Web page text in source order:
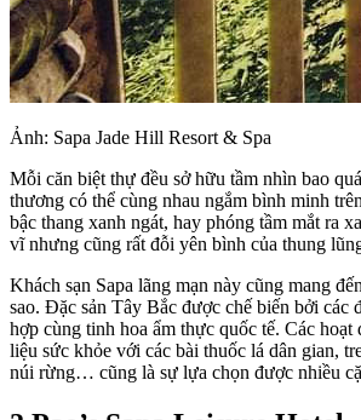
Ảnh: Sapa Jade Hill Resort & Spa
Mỗi căn biệt thự đều sở hữu tầm nhìn bao
thương có thể cùng nhau ngắm bình minh
bậc thang xanh ngát, hay phóng tầm mắt ra
vĩ nhưng cũng rất đỗi yên bình của thung
Khách sạn Sapa lãng mạn này cũng mang
sao. Đặc sản Tây Bắc được chế biến bởi các
hợp cùng tinh hoa ẩm thực quốc tế. Các
liệu sức khỏe với các bài thuốc lá dân gian,
núi rừng… cũng là sự lựa chọn được nhiều